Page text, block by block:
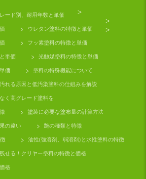
ード別、耐用年数と単価
ウレタン塗料の特徴と単価
フッ素塗料の特徴と単価
単価 光触媒塗料の特徴と単価
価 塗料の特殊機能について
れる原因と低汚染塗料の仕組みを解説
く高グレード塗料を
塗装に必要な塗布量の計算方法
の違い 艶の種類と特徴
>
油性(強溶剤、弱溶剤)と水性塗料の特徴
>
せる！クリヤー塗料の特徴と価格
>
格